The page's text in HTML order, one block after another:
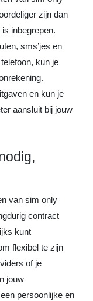
zijn dan
inbegrepen.
sms’jes en
kun je
en kun je
aansluit bij jouw
van sim only
contract
kunt
flexibel te zijn
of je
jouw
persoonlijke en